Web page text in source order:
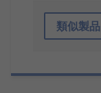
類似製